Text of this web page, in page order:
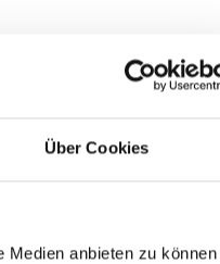
Über Cookies
Medien anbieten zu können
und ist bei der
um
und
wird: